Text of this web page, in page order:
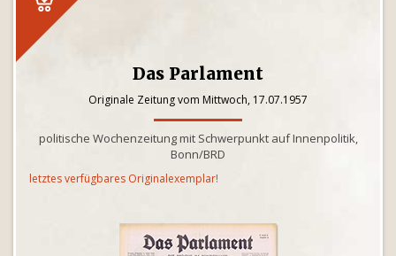
Das Parlament
Originale Zeitung vom Mittwoch, 17.07.1957
politische Wochenzeitung mit Schwerpunkt auf Innenpolitik,
Bonn/BRD
letztes verfügbares Originalexemplar!